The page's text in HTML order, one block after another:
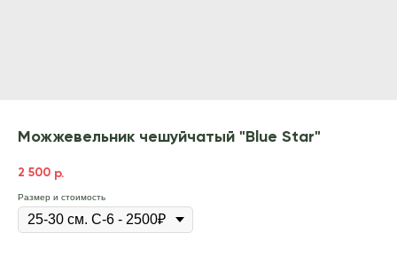
Можжевельник чешуйчатый "Blue Star"
2 500 р.
Размер и стоимость